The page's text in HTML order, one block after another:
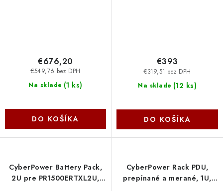
Na sklade (1 ks)
€549,76 bez DPH
€676,20
DO KOŠÍKA
Na sklade (12 ks)
€319,51 bez DPH
€393
DO KOŠÍKA
CyberPower Battery Pack,
2U pre PR1500ERTXL2U,
CyberPower Rack PDU,
prepínané a merané, 1U,